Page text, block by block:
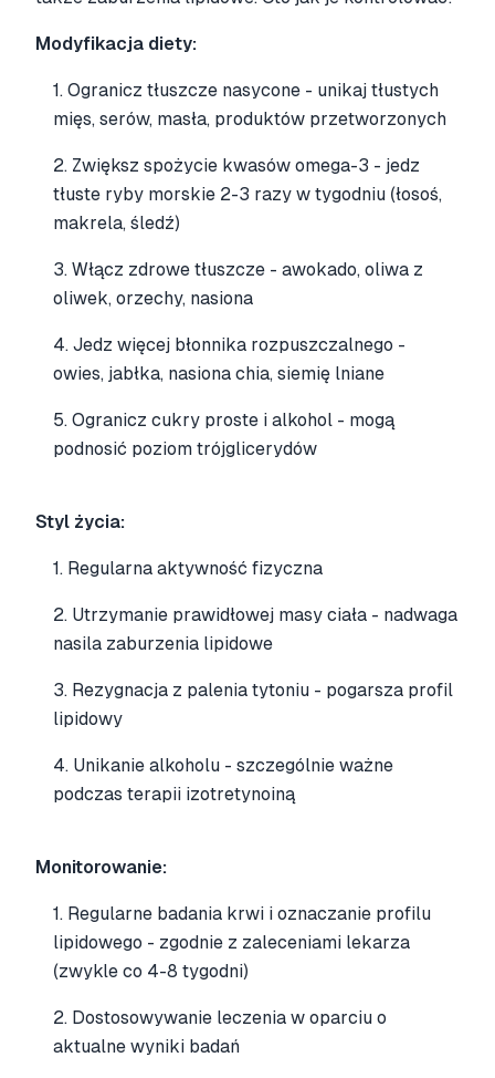
Modyfikacja diety:
1. Ogranicz tłuszcze nasycone - unikaj tłustych
mięs, serów, masła, produktów przetworzonych
2. Zwiększ spożycie kwasów omega-3 - jedz
tłuste ryby morskie 2-3 razy w tygodniu (łosoś,
makrela, śledź)
3. Włącz zdrowe tłuszcze - awokado, oliwa z
oliwek, orzechy, nasiona
4. Jedz więcej błonnika rozpuszczalnego -
owies, jabłka, nasiona chia, siemię lniane
5. Ogranicz cukry proste i alkohol - mogą
podnosić poziom trójglicerydów
Styl życia:
1. Regularna aktywność fizyczna
2. Utrzymanie prawidłowej masy ciała - nadwaga
nasila zaburzenia lipidowe
3. Rezygnacja z palenia tytoniu - pogarsza profil
lipidowy
4. Unikanie alkoholu - szczególnie ważne
podczas terapii izotretynoiną
Monitorowanie:
1. Regularne badania krwi i oznaczanie profilu
lipidowego - zgodnie z zaleceniami lekarza
(zwykle co 4-8 tygodni)
2. Dostosowywanie leczenia w oparciu o
aktualne wyniki badań